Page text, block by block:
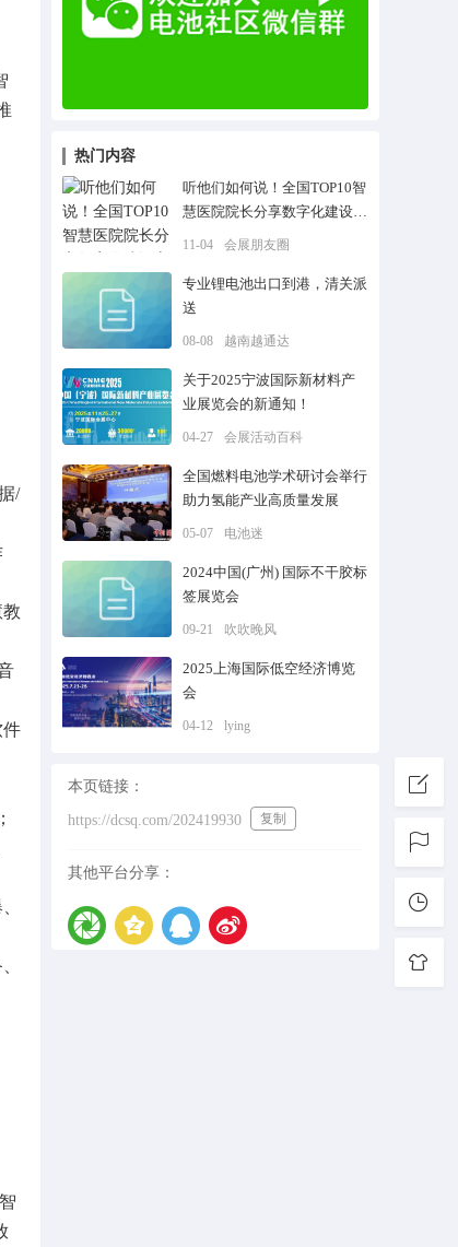
/
件
热门内容
听他们如何说！全国TOP10智
慧医院院长分享数字化建设心
法
11-04 会展朋友圈
专业锂电池出口到港，清关派
送
08-08 越南越通达
关于2025宁波国际新材料产
业展览会的新通知！
04-27 会展活动百科
全国燃料电池学术研讨会举行
助力氢能产业高质量发展
05-07 电池迷
2024中国(广州) 国际不干胶标
签展览会
09-21 吹吹晚风
2025上海国际低空经济博览
会
04-12 lying
本页链接：
https://dcsq.com/202419930 复制
其他平台分享：